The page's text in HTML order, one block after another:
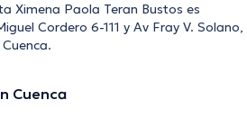
Ximena Paola Teran Bustos es
Cordero 6-111 y Av Fray V. Solano,
Cuenca